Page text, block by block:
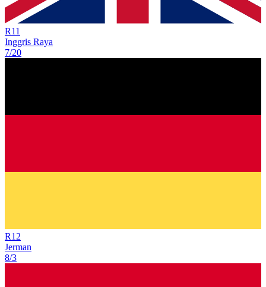
R11
Inggris Raya
7/20
R12
Jerman
8/3